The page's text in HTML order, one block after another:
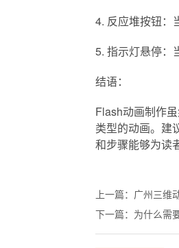
4. 反应堆按钮：
5. 指示灯悬停：
结语：
Flash动画制作
类型的动画。建
和步骤能够为读
上一篇： 广州三维
下一篇： 为什么需